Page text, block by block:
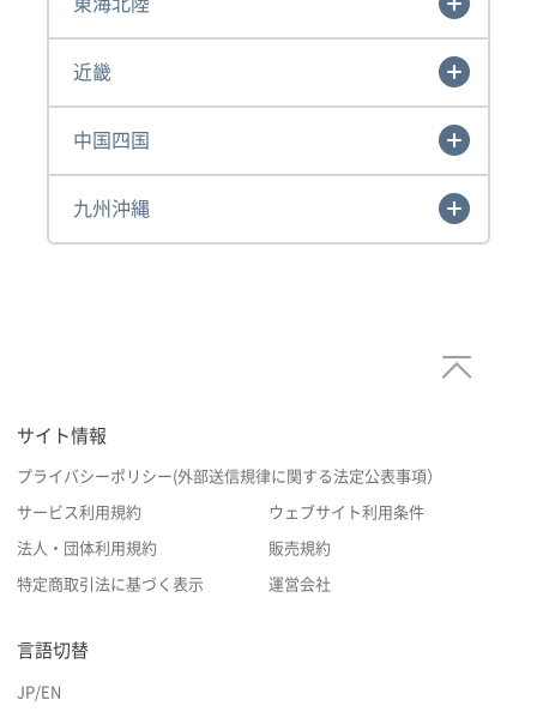
近畿
中国四国
九州沖縄
サイト情報
プライバシーポリシー(外部送信規律に関する法定公表事項）
サービス利用規約 ウェブサイト利用条件
法人・団体利用規約 販売規約
特定商取引法に基づく表示 運営会社
言語切替
JP/EN